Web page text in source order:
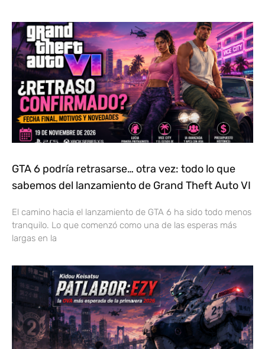
GTA 6 podría retrasarse… otra vez: todo lo que
sabemos del lanzamiento de Grand Theft Auto VI
El camino hacia el lanzamiento de GTA 6 ha sido todo menos
tranquilo. Lo que comenzó como una de las esperas más
largas en la